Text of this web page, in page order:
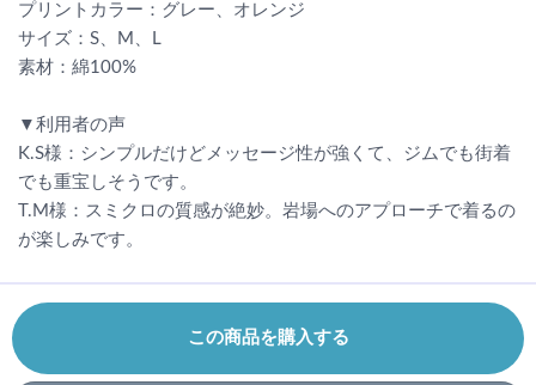
プリントカラー：グレー、オレンジ
サイズ：S、M、L
素材：綿100%
▼利用者の声
K.S様：シンプルだけどメッセージ性が強くて、ジムでも街着
でも重宝しそうです。
T.M様：スミクロの質感が絶妙。岩場へのアプローチで着るの
が楽しみです。
この商品を購入する